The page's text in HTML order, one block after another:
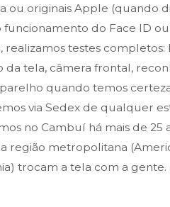
ou originais Apple (quando
funcionamento do Face ID
realizamos testes
da tela, câmera frontal,
quando temos
via Sedex de qualquer
no Cambuí há mais de
região metropolitana
trocam a tela com a